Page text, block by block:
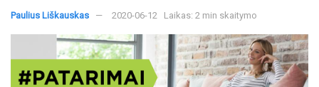
Paulius Liškauskas 2020-06-12 Laikas: 2 min skaitymo